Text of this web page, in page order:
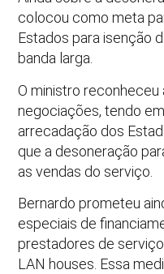
colocou como meta
Estados para isenção
banda larga.
O ministro reconheceu
negociações, tendo
arrecadação dos
que a desoneração
as vendas do serviço.
Bernardo prometeu
especiais de
prestadores de
LAN houses. Essa